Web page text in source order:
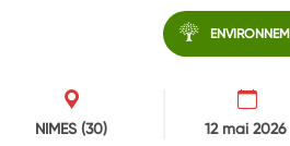
NIMES (30) 12 mai 2026